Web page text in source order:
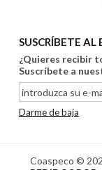
SUSCRÍBETE AL
¿Quieres recibir
Suscríbete a
Darme de baja
Coaspeco ©